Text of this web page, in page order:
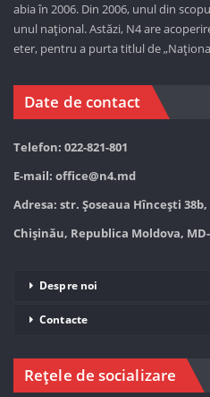
abia în 2006. Din 2006, unul din
unul național. Astăzi, N4 are
eter, pentru a purta titlul de
Date de contact
Telefon: 022-821-801
E-mail: office@n4.md
Adresa: str. Șoseaua Hînceşti 38b,
Chișinău, Republica Moldova,
Despre noi
Contacte
Rețele de socializare